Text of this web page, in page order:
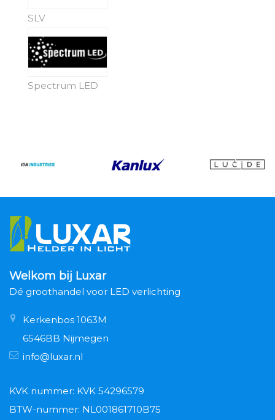
SLV
Spectrum LED
Welkom bij Luxar
Dé groothandel voor LED verlichting
Kerkenbos 1063M
6546BB Nijmegen
info@luxar.nl
KVK nummer: KVK 54296579
BTW-nummer: NL001861710B75